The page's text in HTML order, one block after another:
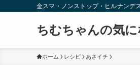
金スマ・ノンストップ・ヒルナンデ
ちむちゃんの気に
ホーム レシピ あさイチ